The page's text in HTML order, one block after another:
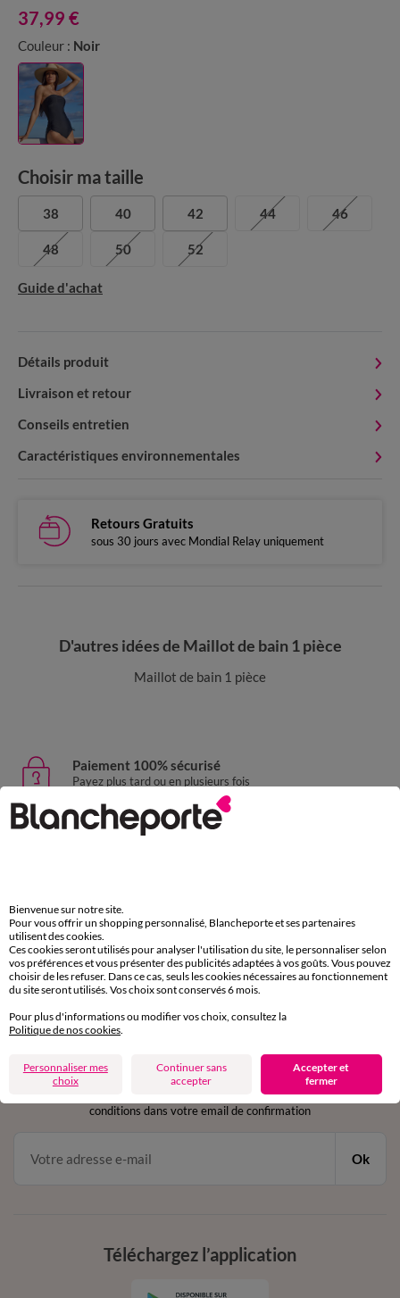
37,99 €
Couleur : Noir
Choisir ma taille
38 40 42 44 46
48 50 52
Guide d'achat
Détails produit
Livraison et retour
Conseils entretien
Caractéristiques environnementales
Retours Gratuits
sous 30 jours avec Mondial Relay uniquement
D'autres idées de Maillot de bain 1 pièce
Maillot de bain 1 pièce
Paiement 100% sécurisé
Payez plus tard ou en plusieurs fois
Livraison express
sous 30 jours avec Mondial Relay uniquement
Service clients
par chat et par téléphone
de 8h00 à 20h00 du lundi au samedi
en vous inscrivant à la newsletter
conditions dans votre email de confirmation
Ok
Téléchargez l’application
Bienvenue sur notre site.
Pour vous offrir un shopping personnalisé, Blancheporte et ses partenaires
utilisent des cookies.
Ces cookies seront utilisés pour analyser l'utilisation du site, le personnaliser selon
vos préférences et vous présenter des publicités adaptées à vos goûts. Vous pouvez
choisir de les refuser. Dans ce cas, seuls les cookies nécessaires au fonctionnement
du site seront utilisés. Vos choix sont conservés 6 mois.
Pour plus d'informations ou modifier vos choix, consultez la
Politique de nos cookies
Personnaliser mes
choix
Continuer sans
accepter
Accepter et
fermer